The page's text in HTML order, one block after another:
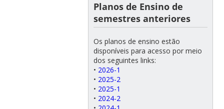
Planos de Ensino de
semestres anteriores
Os planos de ensino estão
disponíveis para acesso por meio
dos seguintes links:
• 2026-1
• 2025-2
• 2025-1
• 2024-2